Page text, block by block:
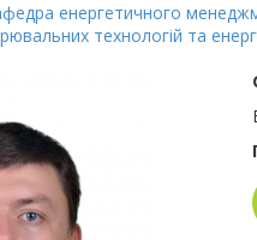
енергетичного
технологій та